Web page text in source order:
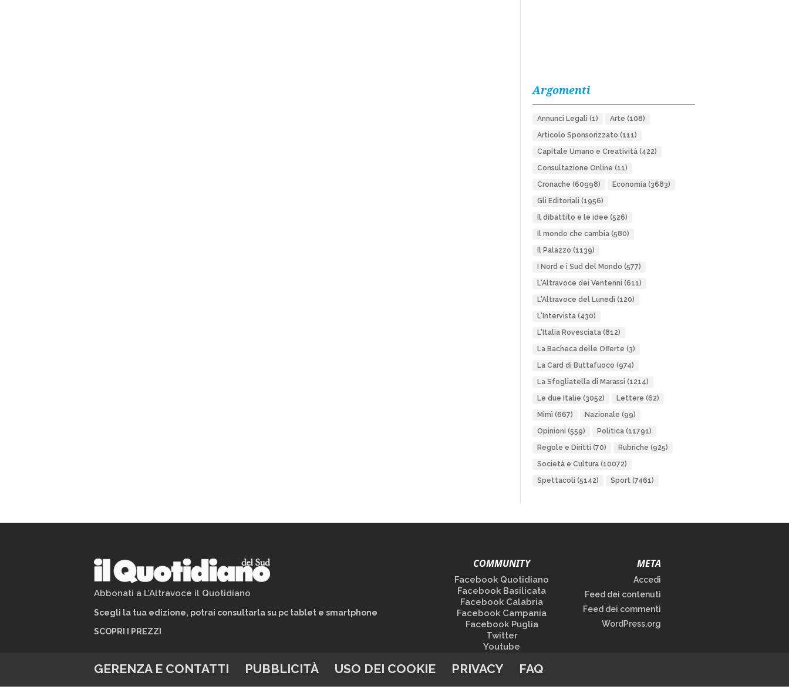
Argomenti
Annunci Legali (1) Arte (108)
Articolo Sponsorizzato (111)
Capitale Umano e Creatività(422)
Consultazione Online (11)
Cronache (60998) Economia(3683)
Gli Editoriali (1956)
Il dibattito e le idee (526)
Il mondo che cambia(580)
Il Palazzo (1139)
I Nord e i Sud del Mondo (577)
L'Altravoce dei Ventenni (611)
L'Altravoce del Lunedì (120)
L'Intervista(430)
L'Italia Rovesciata(812)
La Bacheca delle Offerte (3)
La Card di Buttafuoco (974)
La Sfogliatella di Marassi (1214)
Le due Italie (3052) Lettere (62)
Mimì (667) Nazionale (99)
Opinioni (559) Politica(11791)
Regole e Diritti (70) Rubriche (925)
Società e Cultura(10072)
Spettacoli (5142) Sport(7461)
Abbonati a L’Altravoce il Quotidiano
Scegli la tua edizione, potrai consultarla su pc tablet e smartphone
SCOPRI I PREZZI
COMMUNITY
Facebook Quotidiano
Facebook Basilicata
Facebook Calabria
Facebook Campania
Facebook Puglia
Twitter
Youtube
META
Accedi
Feed dei contenuti
Feed dei commenti
WordPress.org
GERENZA E CONTATTI PUBBLICITÀ USO DEI COOKIE PRIVACY FAQ